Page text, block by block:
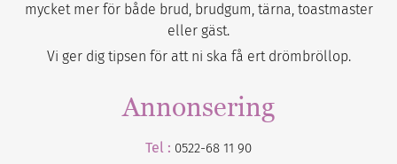
mycket mer för både brud, brudgum, tärna, toastmaster
eller gäst.
Vi ger dig tipsen för att ni ska få ert drömbröllop.
Annonsering
Tel : 0522-68 11 90